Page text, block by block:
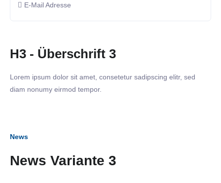
E-Mail Adresse
H3 - Überschrift 3
Lorem ipsum dolor sit amet, consetetur sadipscing elitr, sed
diam nonumy eirmod tempor.
News
News Variante 3